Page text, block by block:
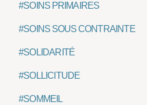
#SOINS PRIMAIRES
#SOINS SOUS CONTRAINTE
#SOLIDARITÉ
#SOLLICITUDE
#SOMMEIL